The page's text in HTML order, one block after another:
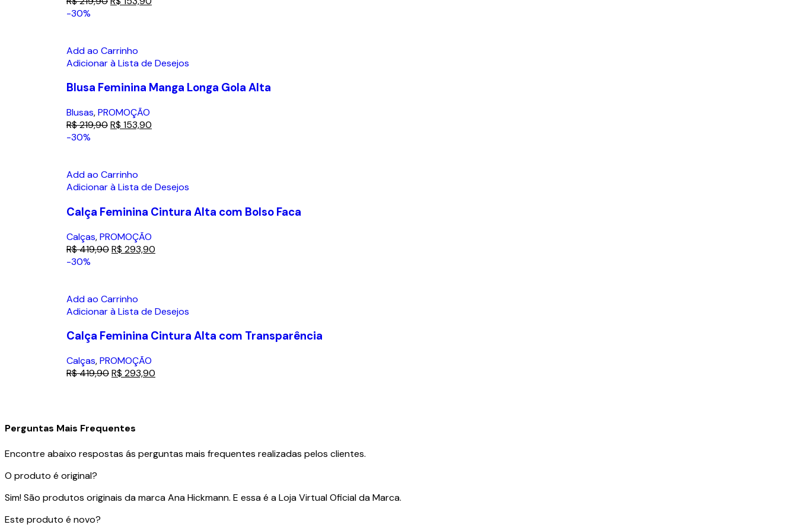
-30%
Add ao Carrinho
Adicionar à Lista de Desejos
Blusa Feminina Manga Longa Gola Alta
Blusas,PROMOÇÃO
R$219,90R$ 153,90
-30%
Add ao Carrinho
Adicionar à Lista de Desejos
Calça Feminina Cintura Alta com Bolso Faca
Calças,PROMOÇÃO
R$419,90R$ 293,90
-30%
Add ao Carrinho
Adicionar à Lista de Desejos
Calça Feminina Cintura Alta com Transparência
Calças,PROMOÇÃO
R$419,90R$ 293,90
Perguntas Mais Frequentes
Encontre abaixo respostas ás perguntas mais frequentes realizadas pelos clientes.
O produto é original?
Sim! São produtos originais da marca Ana Hickmann. E essa é a Loja Virtual Oficial da Marca.
Este produto é novo?